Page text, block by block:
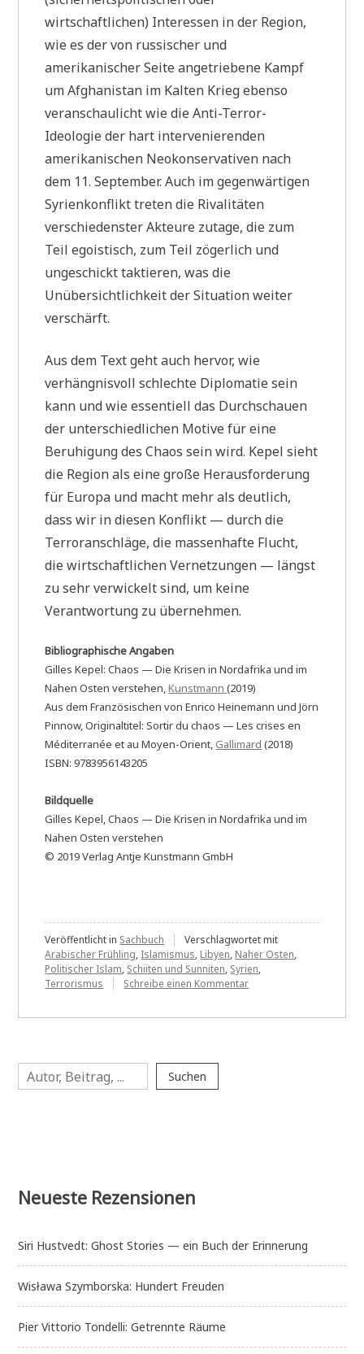
wirtschaftlichen) Interessen in der Region,
wie es der von russischer und
amerikanischer Seite angetriebene Kampf
um Afghanistan im Kalten Krieg ebenso
veranschaulicht wie die Anti-Terror-
Ideologie der hart intervenierenden
amerikanischen Neokonservativen nach
dem 11. September. Auch im gegenwärtigen
Syrienkonflikt treten die Rivalitäten
verschiedenster Akteure zutage, die zum
Teil egoistisch, zum Teil zögerlich und
ungeschickt taktieren, was die
Unübersichtlichkeit der Situation weiter
verschärft.
Aus dem Text geht auch hervor, wie
verhängnisvoll schlechte Diplomatie sein
kann und wie essentiell das Durchschauen
der unterschiedlichen Motive für eine
Beruhigung des Chaos sein wird. Kepel sieht
die Region als eine große Herausforderung
für Europa und macht mehr als deutlich,
dass wir in diesen Konflikt — durch die
Terroranschläge, die massenhafte Flucht,
die wirtschaftlichen Vernetzungen — längst
zu sehr verwickelt sind, um keine
Verantwortung zu übernehmen.
Bibliographische Angaben
Gilles Kepel: Chaos — Die Krisen in Nordafrika und im
Nahen Osten verstehen,Kunstmann(2019)
Aus dem Französischen von Enrico Heinemann und Jörn
Pinnow, Originaltitel: Sortir du chaos — Les crises en
Méditerranée et au Moyen-Orient, Gallimard (2018)
ISBN: 9783956143205
Bildquelle
Gilles Kepel, Chaos — Die Krisen in Nordafrika und im
Nahen Osten verstehen
© 2019 Verlag Antje Kunstmann GmbH
Veröffentlicht in Sachbuch
Verschlagwortet mit
Arabischer Frühling, Islamismus, Libyen, Naher Osten,
Politischer Islam, Schiiten und Sunniten, Syrien,
Terrorismus
Schreibe einen Kommentarzu
Suchen
Suchen
Neueste Rezensionen
Siri Hustvedt: Ghost Stories — ein Buch der Erinnerung
Wisława Szymborska: Hundert Freuden
Pier Vittorio Tondelli: Getrennte Räume